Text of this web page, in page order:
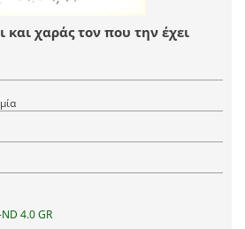
και χαράς τον που την έχει
4.0 GR